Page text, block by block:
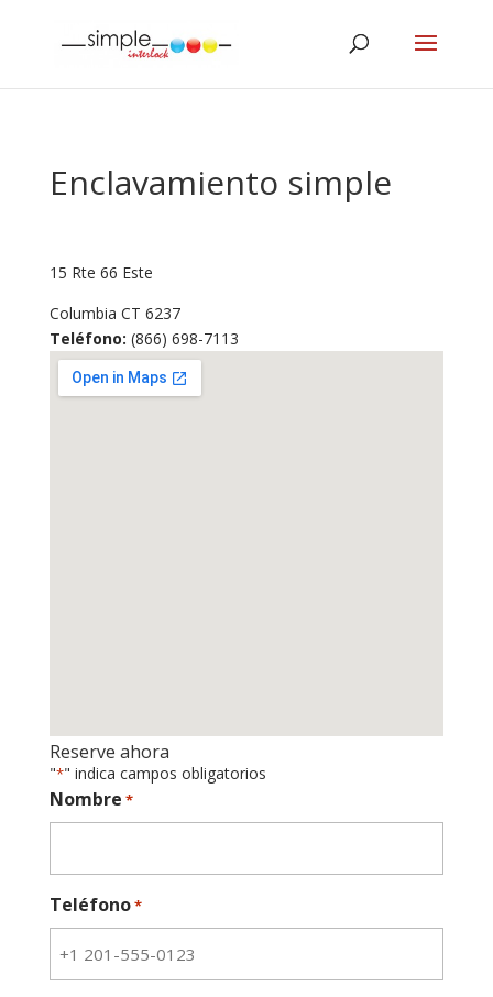
Enclavamiento simple
15 Rte 66 Este
Columbia CT 6237
Teléfono: (866) 698-7113
Reserve ahora
"*" indica campos obligatorios
Nombre *
Teléfono*